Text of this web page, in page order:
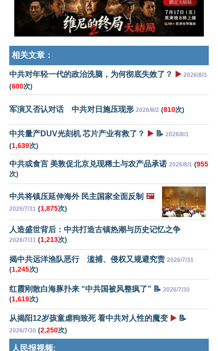
相关文章：
中共对年轻一代的政治洗脑，为何彻底失效了？ ▶️ 2026/8/3
(600次)
军演又否认对话 中共对日施压现形 2026/8/2 (810次)
中共量产DUV光刻机 芯片产业有救了？ ▶️ 📝 2026/8/1
(1,639次)
中共或食言 美敦促北京兑现稀土与农产品承诺 2026/8/1 (955
次)
中共将镇压延伸海外 民主国家全面反制 🖼️
2026/7/31 (1,875次)
人造盛世背后：中共打造古镇热潮与历史记忆之争
2026/7/31 (1,213次)
揭中共远洋渔队恶行 滥捕、侵权又规避究责 2026/7/31
(1,245次)
红霞刚散白海豚扑来 “中共国被风整疯了” 📝 2026/7/30
(1,619次)
从揭阳12岁孩童虐狗致死 看中共对人性的魔变 ▶️ 📝
2026/7/30 (2,250次)
人民报视频: